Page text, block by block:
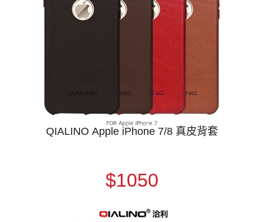
QIALINO Apple iPhone 7/8 真皮背套
$1050